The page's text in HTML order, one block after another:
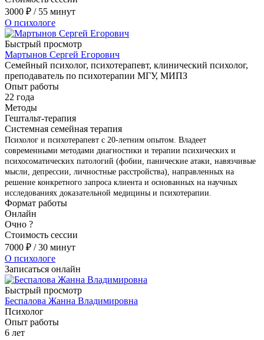
3000 ₽ / 55 минут
О психологе
Быстрый просмотр
Мартынов Сергей Егорович
Семейный психолог, психотерапевт, клинический психолог,
преподаватель по психотерапии МГУ, МИПЗ
Опыт работы
22 года
Методы
Гештальт-терапия
Системная семейная терапия
Психолог и психотерапевт с 20-летним опытом. Владеет
современными методами диагностики и терапии психических и
психосоматических патологий (фобии, панические атаки, навязчивые
мысли, депрессии, личностные расстройства), направленных на
решение конкретного запроса клиента и основанных на научных
исследованиях доказательной медицины и психотерапии.
Формат работы
Онлайн
Очно ?
Стоимость сессии
7000 ₽ / 30 минут
О психологе
Записаться онлайн
Быстрый просмотр
Беспалова Жанна Владимировна
Психолог
Опыт работы
6 лет